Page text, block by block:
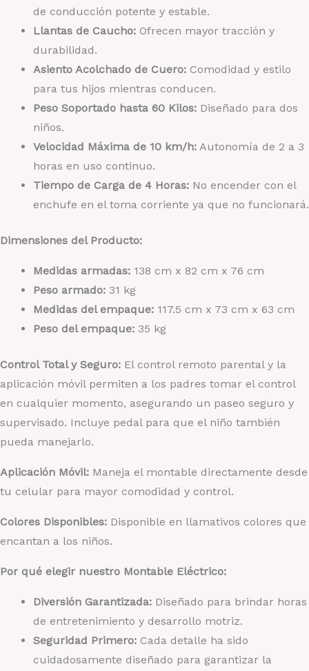
de conducción potente y estable.
Llantas de Caucho: Ofrecen mayor tracción y
durabilidad.
Asiento Acolchado de Cuero: Comodidad y estilo
para tus hijos mientras conducen.
Peso Soportado hasta 60 Kilos: Diseñado para dos
niños.
Velocidad Máxima de 10 km/h: Autonomía de 2 a 3
horas en uso continuo.
Tiempo de Carga de 4 Horas: No encender con el
enchufe en el toma corriente ya que no funcionará.
Dimensiones del Producto:
Medidas armadas: 138 cm x 82 cm x 76 cm
Peso armado: 31 kg
Medidas del empaque: 117.5 cm x 73 cm x 63 cm
Peso del empaque: 35 kg
Control Total y Seguro: El control remoto parental y la
aplicación móvil permiten a los padres tomar el control
en cualquier momento, asegurando un paseo seguro y
supervisado. Incluye pedal para que el niño también
pueda manejarlo.
Aplicación Móvil: Maneja el montable directamente desde
tu celular para mayor comodidad y control.
Colores Disponibles: Disponible en llamativos colores que
encantan a los niños.
Por qué elegir nuestro Montable Eléctrico:
Diversión Garantizada: Diseñado para brindar horas
de entretenimiento y desarrollo motriz.
Seguridad Primero: Cada detalle ha sido
cuidadosamente diseñado para garantizar la